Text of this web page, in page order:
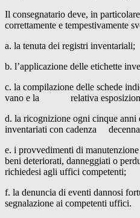
Il consegnatario deve, in
correttamente e tempestivamente
a. la tenuta dei registri inventariali;
b. l’applicazione delle etichette
c. la compilazione delle schede
vano e la relativa esposizione
d. la ricognizione ogni cinque anni
inventariati con cadenza
e. i provvedimenti di
beni deteriorati, danneggiati o
richiedesi agli uffici competenti;
f. la denuncia di eventi dannosi
segnalazione ai competenti uffici.